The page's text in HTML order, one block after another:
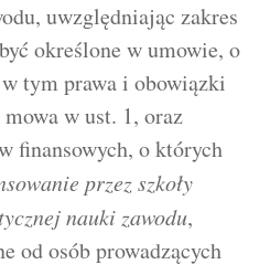
uwzględniając zakres
określone w umowie, o
tym prawa i obowiązki
w ust. 1, oraz
finansowych, o których
przez szkoły
nauki zawodu,
od osób prowadzących